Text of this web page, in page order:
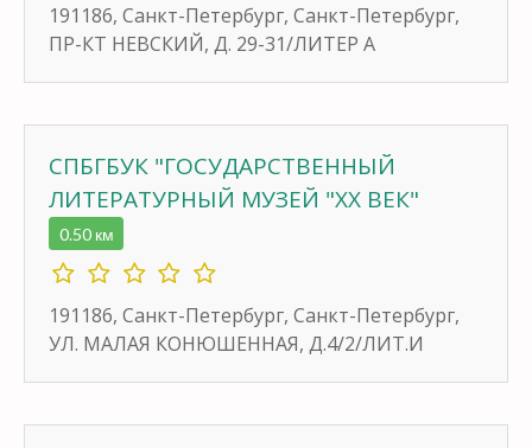
191186, Санкт-Петербург, Санкт-Петербург,
ПР-КТ НЕВСКИЙ, Д. 29-31/ЛИТЕР А
СПБГБУК "ГОСУДАРСТВЕННЫЙ
ЛИТЕРАТУРНЫЙ МУЗЕЙ "XX ВЕК"
0.50 км
191186, Санкт-Петербург, Санкт-Петербург,
УЛ. МАЛАЯ КОНЮШЕННАЯ, Д.4/2/ЛИТ.И